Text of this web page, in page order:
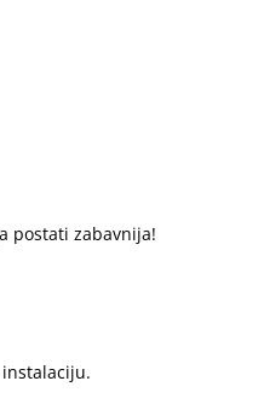
postati zabavnija!
.